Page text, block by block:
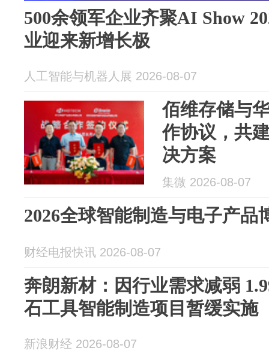
500余领军企业齐聚AI Show
业迎来新增长极
人工智能与机器人展 2026-08-07
佰维存储与
作协议，共
决方案
集微 2026-08-07
2026全球智能制造与电子产品
财经电报快讯 2026-08-07
奔朗新材：因行业需求减弱
石工具智能制造项目暂缓实施
新浪财经 2026-08-07